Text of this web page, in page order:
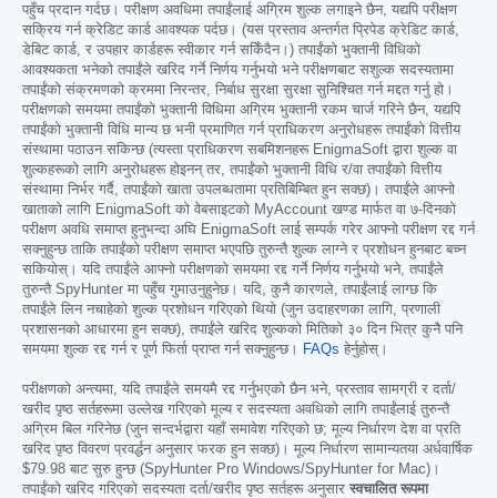
पहुँच प्रदान गर्दछ। परीक्षण अवधिमा तपाईंलाई अग्रिम शुल्क लगाइने छैन, यद्यपि परीक्षण
सक्रिय गर्न क्रेडिट कार्ड आवश्यक पर्दछ। (यस प्रस्ताव अन्तर्गत प्रिपेड क्रेडिट कार्ड,
डेबिट कार्ड, र उपहार कार्डहरू स्वीकार गर्न सकिँदैन।) तपाईंको भुक्तानी विधिको
आवश्यकता भनेको तपाईंले खरिद गर्ने निर्णय गर्नुभयो भने परीक्षणबाट सशुल्क सदस्यतामा
तपाईंको संक्रमणको क्रममा निरन्तर, निर्बाध सुरक्षा सुरक्षा सुनिश्चित गर्न मद्दत गर्नु हो।
परीक्षणको समयमा तपाईंको भुक्तानी विधिमा अग्रिम भुक्तानी रकम चार्ज गरिने छैन, यद्यपि
तपाईंको भुक्तानी विधि मान्य छ भनी प्रमाणित गर्न प्राधिकरण अनुरोधहरू तपाईंको वित्तीय
संस्थामा पठाउन सकिन्छ (त्यस्ता प्राधिकरण सबमिशनहरू EnigmaSoft द्वारा शुल्क वा
शुल्कहरूको लागि अनुरोधहरू होइनन् तर, तपाईंको भुक्तानी विधि र/वा तपाईंको वित्तीय
संस्थामा निर्भर गर्दै, तपाईंको खाता उपलब्धतामा प्रतिबिम्बित हुन सक्छ)। तपाईंले आफ्नो
खाताको लागि EnigmaSoft को वेबसाइटको MyAccount खण्ड मार्फत वा ७-दिनको
परीक्षण अवधि समाप्त हुनुभन्दा अघि EnigmaSoft लाई सम्पर्क गरेर आफ्नो परीक्षण रद्द गर्न
सक्नुहुन्छ ताकि तपाईंको परीक्षण समाप्त भएपछि तुरुन्तै शुल्क लाग्ने र प्रशोधन हुनबाट बच्न
सकियोस्। यदि तपाईंले आफ्नो परीक्षणको समयमा रद्द गर्ने निर्णय गर्नुभयो भने, तपाईंले
तुरुन्तै SpyHunter मा पहुँच गुमाउनुहुनेछ। यदि, कुनै कारणले, तपाईंलाई लाग्छ कि
तपाईंले लिन नचाहेको शुल्क प्रशोधन गरिएको थियो (जुन उदाहरणका लागि, प्रणाली
प्रशासनको आधारमा हुन सक्छ), तपाईंले खरिद शुल्कको मितिको ३० दिन भित्र कुनै पनि
समयमा शुल्क रद्द गर्न र पूर्ण फिर्ता प्राप्त गर्न सक्नुहुन्छ।
FAQs हेर्नुहोस्।
परीक्षणको अन्त्यमा, यदि तपाईंले समयमै रद्द गर्नुभएको छैन भने, प्रस्ताव सामग्री र दर्ता/
खरीद पृष्ठ सर्तहरूमा उल्लेख गरिएको मूल्य र सदस्यता अवधिको लागि तपाईंलाई तुरुन्तै
अग्रिम बिल गरिनेछ (जुन सन्दर्भद्वारा यहाँ समावेश गरिएको छ; मूल्य निर्धारण देश वा प्रति
खरिद पृष्ठ विवरण प्रवर्द्धन अनुसार फरक हुन सक्छ)। मूल्य निर्धारण सामान्यतया अर्धवार्षिक
$79.98 बाट सुरु हुन्छ (SpyHunter Pro Windows/SpyHunter for Mac)।
तपाईंको खरिद गरिएको सदस्यता दर्ता/खरीद पृष्ठ सर्तहरू अनुसार स्वचालित रूपमा